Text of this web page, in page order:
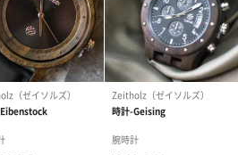
ーロンドン）」は、2015年のバーゼ
10月にデビューしました。
国のバイヤーからのラブコールを受
年であっという間に世界70か国で取扱
築いた」と言えるほどのスピード感
ているブランドです。日本には2016
。